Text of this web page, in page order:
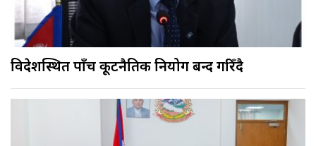
विदेशस्थित पाँच कूटनैतिक नियोग बन्द गरिँदै